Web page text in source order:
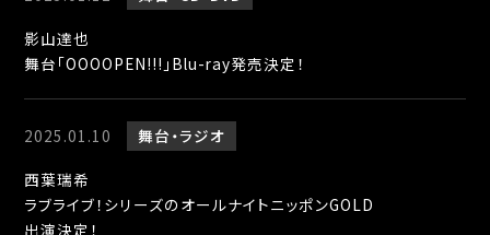
影山達也
舞台｢OOOOPEN!!!｣Blu-ray発売決定！
2025.01.10 舞台 ラジオ
西葉瑞希
ラブライブ！シリーズのオールナイトニッポンGOLD
出演決定！